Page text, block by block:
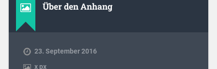
Über den Anhang
23. September 2016
xpx